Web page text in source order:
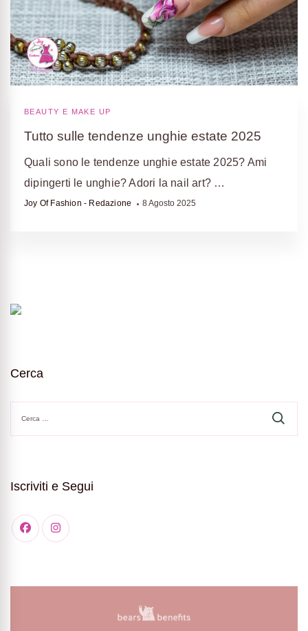
BEAUTY E MAKE UP
Tutto sulle tendenze unghie estate 2025
Quali sono le tendenze unghie estate 2025? Ami
dipingerti le unghie? Adori la nail art? …
Joy Of Fashion - Redazione 8 Agosto 2025
Cerca
per:
Iscriviti e Segui